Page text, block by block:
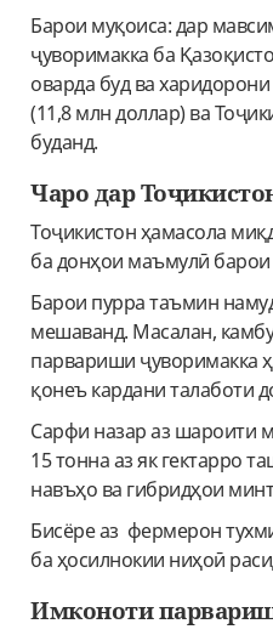
Барои муқоиса: дар
ҷуворимакка ба
оварда буд ва
(11,8 млн доллар) ва
буданд.
Чаро дар
Тоҷикистон ҳамасола
ба донҳои маъмулӣ барои
Барои пурра таъмин
мешаванд. Масалан,
парвариши ҷуворимакка
қонеъ кардани талаботи
Сарфи назар аз шароити
15 тонна аз як гектарро
навъҳо ва гибридҳои
Бисёре аз фермерон
ба ҳосилнокии ниҳоӣ
Имконоти